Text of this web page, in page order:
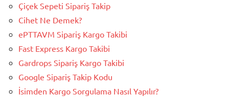
Çiçek Sepeti Sipariş Takip
Cihet Ne Demek?
ePTTAVM Sipariş Kargo Takibi
Fast Express Kargo Takibi
Gardrops Sipariş Kargo Takibi
Google Sipariş Takip Kodu
İsimden Kargo Sorgulama Nasıl Yapılır?